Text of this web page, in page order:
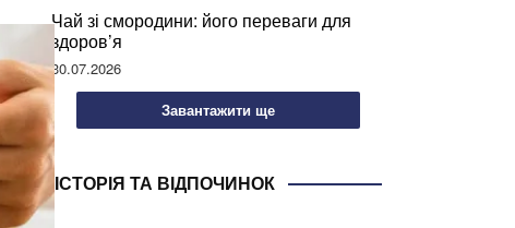
Чай зі смородини: його переваги для
здоров’я
30.07.2026
Завантажити ще
ІСТОРІЯ ТА ВІДПОЧИНОК